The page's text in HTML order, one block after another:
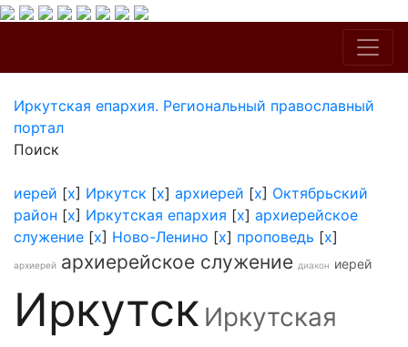
Иркутская епархия. Региональный православный
портал
Поиск
иерей [x] Иркутск [x] архиерей [x] Октябрьский
район [x] Иркутская епархия [x] архиерейское
служение [x] Ново-Ленино [x] проповедь [x]
архиерей архиерейское служение диакон иерей
Иркутск Иркутская